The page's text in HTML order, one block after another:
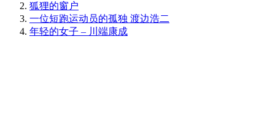
狐狸的窗户
一位短跑运动员的孤独 渡边浩二
年轻的女子 – 川端康成